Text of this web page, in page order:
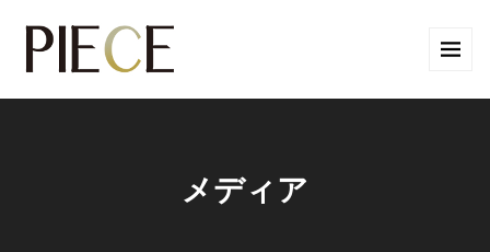
メディア